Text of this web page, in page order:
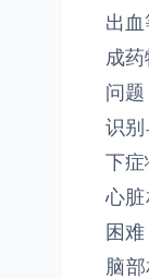
出
成
问
识
下症
心
困
脑